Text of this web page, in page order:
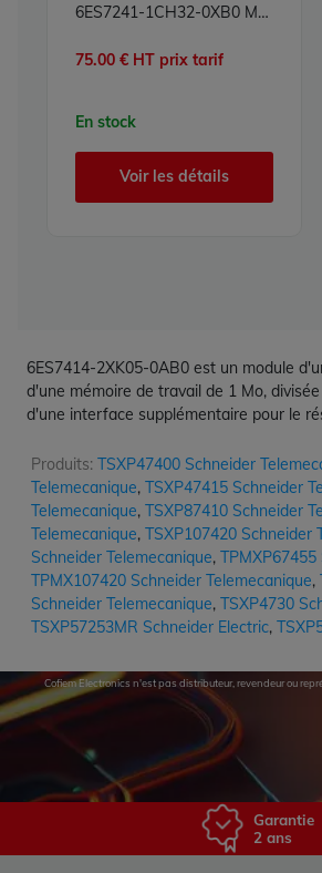
6ES7241-1CH32-0XB0 Module de communication Simatic S7 Siemens
75.00 € HT prix tarif
En stock
Voir les détails
6ES7414-2XK05-0AB0 est un module
d'une mémoire de travail de 1 Mo,
d'une interface supplémentaire pour le
Produits: TSXP47400 Schneider
Telemecanique, TSXP47415 Schneider
Telemecanique, TSXP87410 Schneider
Telemecanique, TSXP107420 Schneider
Schneider Telemecanique,
TPMX107420 Schneider Telemecanique,
Schneider Telemecanique, TSXP4730
TSXP57253MR Schneider Electric,
Cofiem Electronics n'est pas distributeur, revendeur ou
Garantie
2 ans